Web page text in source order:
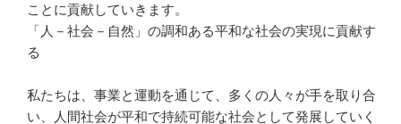
ことに貢献していきます。
「人－社会－自然」の調和ある平和な社会の実現に貢献す
る
私たちは、事業と運動を通じて、多くの人々が手を取り合
い、人間社会が平和で持続可能な社会として発展していく